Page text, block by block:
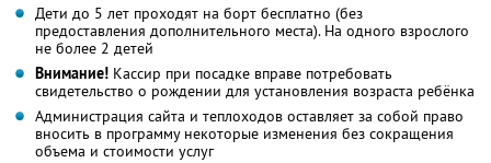
Дети до 5 лет проходят на борт бесплатно (без
предоставления дополнительного места). На одного взрослого
не более 2 детей
Внимание! Кассир при посадке вправе потребовать
свидетельство о рождении для установления возраста ребёнка
Администрация сайта и теплоходов оставляет за собой право
вносить в программу некоторые изменения без сокращения
объема и стоимости услуг